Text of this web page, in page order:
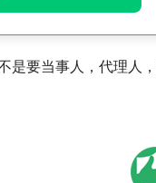
是要当事人，代理人